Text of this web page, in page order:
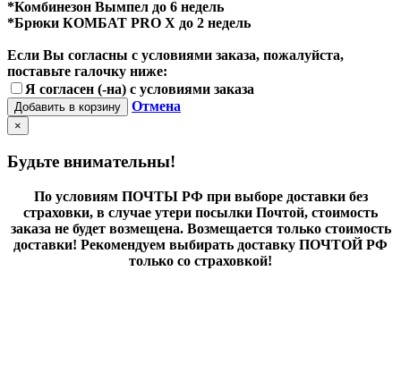
*Комбинезон Вымпел до 6 недель
*Брюки КОМБАТ PRO X до 2 недель
Если Вы согласны с условиями заказа, пожалуйста,
поставьте галочку ниже:
Я согласен (-на) с условиями заказа
Добавить в корзину Отмена
×
Будьте внимательны!
По условиям ПОЧТЫ РФ при выборе доставки без
страховки, в случае утери посылки Почтой, стоимость
заказа не будет возмещена. Возмещается только стоимость
доставки! Рекомендуем выбирать доставку ПОЧТОЙ РФ
только со страховкой!